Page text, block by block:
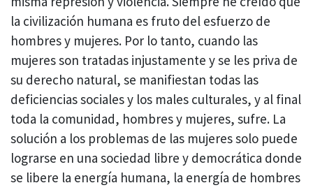
la civilización humana es fruto del esfuerzo de
hombres y mujeres. Por lo tanto, cuando las
mujeres son tratadas injustamente y se les priva de
su derecho natural, se manifiestan todas las
deficiencias sociales y los males culturales, y al final
toda la comunidad, hombres y mujeres, sufre. La
solución a los problemas de las mujeres solo puede
lograrse en una sociedad libre y democrática donde
se libere la energía humana, la energía de hombres